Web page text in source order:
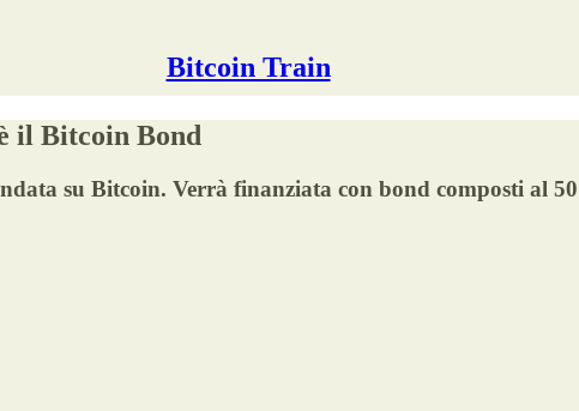
Bitcoin Train
il Bitcoin Bond
su Bitcoin. Verrà finanziata con bond composti al